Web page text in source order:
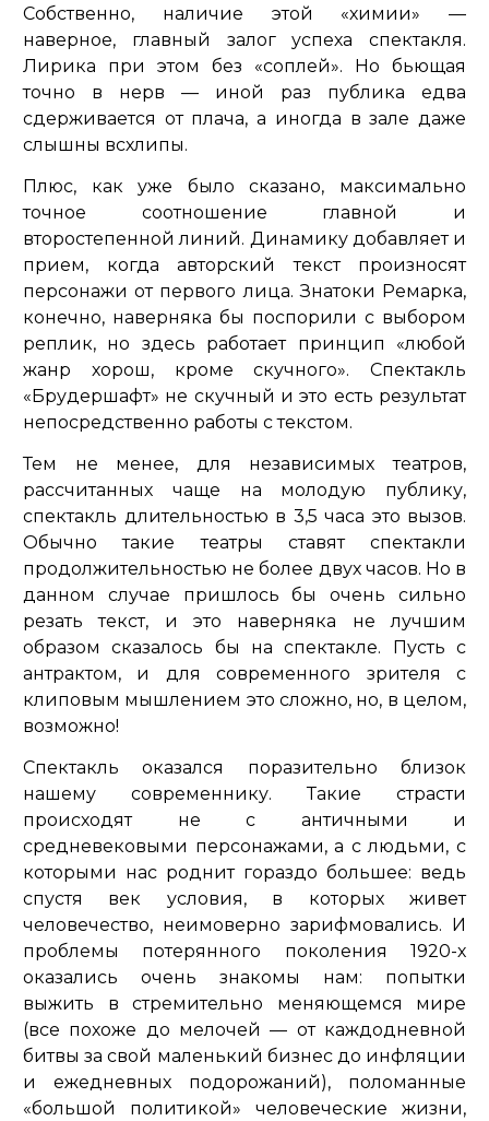
Собственно, наличие этой «химии» —
наверное, главный залог успеха спектакля.
Лирика при этом без «соплей». Но бьющая
точно в нерв — иной раз публика едва
сдерживается от плача, а иногда в зале даже
слышны всхлипы.
Плюс, как уже было сказано, максимально
точное соотношение главной и
второстепенной линий. Динамику добавляет и
прием, когда авторский текст произносят
персонажи от первого лица. Знатоки Ремарка,
конечно, наверняка бы поспорили с выбором
реплик, но здесь работает принцип «любой
жанр хорош, кроме скучного». Спектакль
«Брудершафт» не скучный и это есть результат
непосредственно работы с текстом.
Тем не менее, для независимых театров,
рассчитанных чаще на молодую публику,
спектакль длительностью в 3,5 часа это вызов.
Обычно такие театры ставят спектакли
продолжительностью не более двух часов. Но в
данном случае пришлось бы очень сильно
резать текст, и это наверняка не лучшим
образом сказалось бы на спектакле. Пусть с
антрактом, и для современного зрителя с
клиповым мышлением это сложно, но, в целом,
возможно!
Спектакль оказался поразительно близок
нашему современнику. Такие страсти
происходят не с античными и
средневековыми персонажами, а с людьми, с
которыми нас роднит гораздо большее: ведь
спустя век условия, в которых живет
человечество, неимоверно зарифмовались. И
проблемы потерянного поколения 1920-х
оказались очень знакомы нам: попытки
выжить в стремительно меняющемся мире
(все похоже до мелочей — от каждодневной
битвы за свой маленький бизнес до инфляции
и ежедневных подорожаний), поломанные
«большой политикой» человеческие жизни,